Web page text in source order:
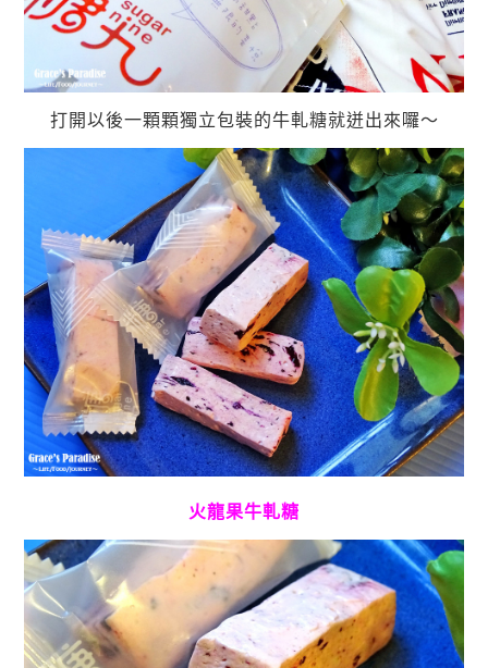
打開以後一顆顆獨立包裝的牛軋糖就迸出來囉～
火龍果牛軋糖